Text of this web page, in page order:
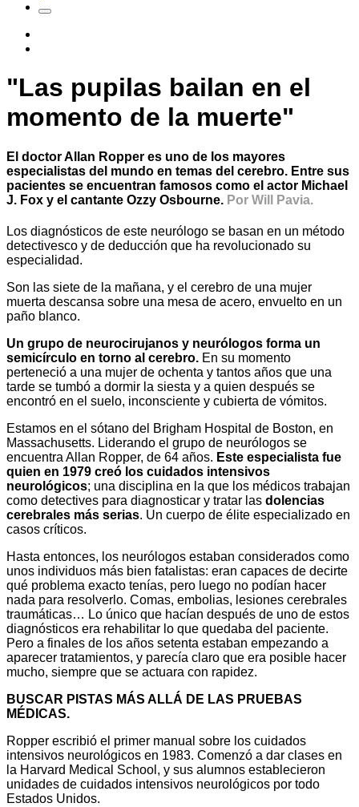
"Las pupilas bailan en el
momento de la muerte"
El doctor Allan Ropper es uno de los mayores
especialistas del mundo en temas del cerebro. Entre sus
pacientes se encuentran famosos como el actor Michael
J. Fox y el cantante Ozzy Osbourne. Por Will Pavia.
Los diagnósticos de este neurólogo se basan en un método
detectivesco y de deducción que ha revolucionado su
especialidad.
Son las siete de la mañana, y el cerebro de una mujer
muerta descansa sobre una mesa de acero, envuelto en un
paño blanco.
Un grupo de neurocirujanos y neurólogos forma un
semicírculo en torno al cerebro. En su momento
perteneció a una mujer de ochenta y tantos años que una
tarde se tumbó a dormir la siesta y a quien después se
encontró en el suelo, inconsciente y cubierta de vómitos.
Estamos en el sótano del Brigham Hospital de Boston, en
Massachusetts. Liderando el grupo de neurólogos se
encuentra Allan Ropper, de 64 años. Este especialista fue
quien en 1979 creó los cuidados intensivos
neurológicos; una disciplina en la que los médicos trabajan
como detectives para diagnosticar y tratar las dolencias
cerebrales más serias. Un cuerpo de élite especializado en
casos críticos.
Hasta entonces, los neurólogos estaban considerados como
unos individuos más bien fatalistas: eran capaces de decirte
qué problema exacto tenías, pero luego no podían hacer
nada para resolverlo. Comas, embolias, lesiones cerebrales
traumáticas… Lo único que hacían después de uno de estos
diagnósticos era rehabilitar lo que quedaba del paciente.
Pero a finales de los años setenta estaban empezando a
aparecer tratamientos, y parecía claro que era posible hacer
mucho, siempre que se actuara con rapidez.
BUSCAR PISTAS MÁS ALLÁ DE LAS PRUEBAS
MÉDICAS.
Ropper escribió el primer manual sobre los cuidados
intensivos neurológicos en 1983. Comenzó a dar clases en
la Harvard Medical School, y sus alumnos establecieron
unidades de cuidados intensivos neurológicos por todo
Estados Unidos.